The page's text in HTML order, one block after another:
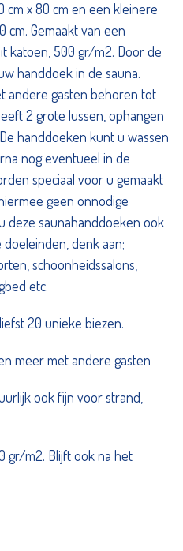
cm x 80 cm en een kleinere
cm. Gemaakt van een
katoen, 500 gr/m2. Door de
handdoek in de sauna.
andere gasten behoren tot
2 grote lussen, ophangen
handdoeken kunt u wassen
nog eventueel in de
speciaal voor u gemaakt
geen onnodige
deze saunahanddoeken ook
denk aan;
schoonheidssalons,
etc.
20 unieke biezen.
meer met andere gasten
ook fijn voor strand,
gr/m2. Blijft ook na het